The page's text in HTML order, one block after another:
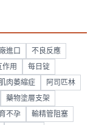
進口 不良反應
作用 每日锭
肌肉萎縮症 阿司匹林
藥物塗層支架
不孕 輸精管阻塞